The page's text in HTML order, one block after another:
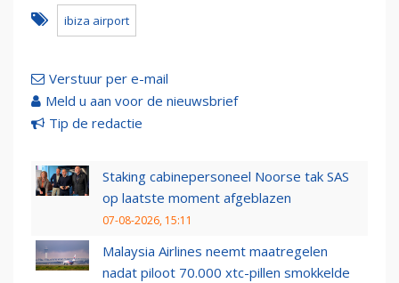
ibiza airport
Verstuur per e-mail
Meld u aan voor de nieuwsbrief
Tip de redactie
Staking cabinepersoneel Noorse tak SAS
op laatste moment afgeblazen
07-08-2026, 15:11
Malaysia Airlines neemt maatregelen
nadat piloot 70.000 xtc-pillen smokkelde